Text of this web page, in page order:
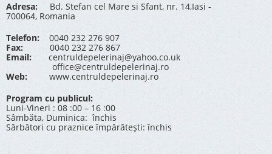
Adresa: Bd. Stefan cel Mare si Sfant, nr. 14,Iasi -
700064, Romania
Telefon: 0040 232 276 907
Fax: 0040 232 276 867
Email:
centruldepelerinaj@yahoo.co.uk
office@centruldepelerinaj.ro
Web:
www.centruldepelerinaj.ro
Program cu publicul:
Luni-Vineri : 08 :00 – 16 :00
Sâmbăta, Duminica: închis
Sărbători cu praznice împărătești: închis